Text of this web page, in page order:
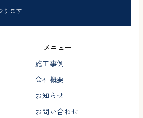
ります
メニュー
施工事例
会社概要
お知らせ
お問い合わせ